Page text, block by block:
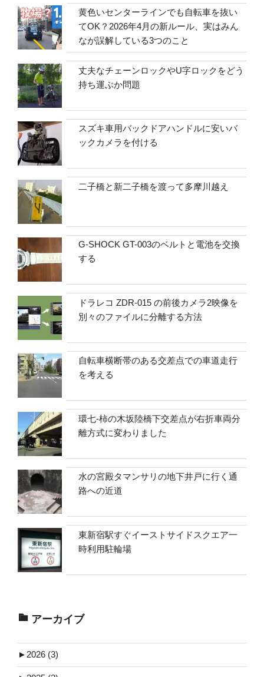
黄色いセンターラインでも自転車を抜い
てOK？2026年4月の新ルール、実はみん
なが誤解している3つのこと
丈夫なチェーンロックやU字ロックをどう
持ち運ぶか問題
スズキ車用バックドアハンドルに安いバ
ックカメラを付ける
二子橋と新二子橋を渡って多摩川越え
G-SHOCK GT-003のベルトと電池を交換
する
ドラレコ ZDR-015 の前後カメラ2映像を
別々のファイルに分離する方法
自転車横断帯のある交差点での車道走行
を考える
環七-柿の木坂陸橋下交差点が右折車両分
離方式に変わりました
水の宮殿タマンサリの地下井戸に行く通
路への近道
東新宿駅すぐイーストサイドスクエア一
時利用駐輪場
アーカイブ
► 2026 (3)